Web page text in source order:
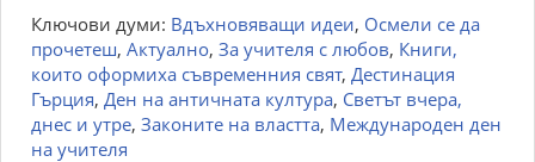
Ключови думи: Вдъхновяващи идеи, Осмели се да
прочетеш, Актуално, За учителя с любов, Книги,
които оформиха съвременния свят, Дестинация
Гърция, Ден на античната култура, Светът вчера,
днес и утре, Законите на властта, Международен ден
на учителя